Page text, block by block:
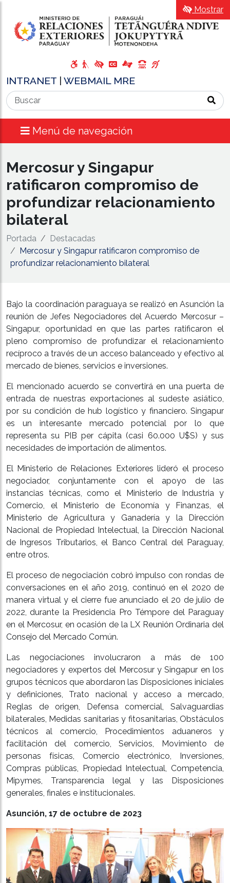
INTRANET WEBMAIL MRE
Menú de navegación
Mostrar
Mercosur y Singapur
ratificaron compromiso de
profundizar relacionamiento
bilateral
Portada
Destacadas
Mercosur y Singapur ratificaron compromiso de
profundizar relacionamiento bilateral
Bajo la coordinación paraguaya se realizó en Asunción la
reunión de Jefes Negociadores del Acuerdo Mercosur –
Singapur, oportunidad en que las partes ratificaron el
pleno compromiso de profundizar el relacionamiento
recíproco a través de un acceso balanceado y efectivo al
mercado de bienes, servicios e inversiones.
El mencionado acuerdo se convertirá en una puerta de
entrada de nuestras exportaciones al sudeste asiático,
por su condición de hub logístico y financiero. Singapur
es un interesante mercado potencial por lo que
representa su PIB per cápita (casi 60.000 U$S) y sus
necesidades de importación de alimentos.
El Ministerio de Relaciones Exteriores lideró el proceso
negociador, conjuntamente con el apoyo de las
instancias técnicas, como el Ministerio de Industria y
Comercio, el Ministerio de Economía y Finanzas, el
Ministerio de Agricultura y Ganadería y la Dirección
Nacional de Propiedad Intelectual, la Dirección Nacional
de Ingresos Tributarios, el Banco Central del Paraguay,
entre otros.
El proceso de negociación cobró impulso con rondas de
conversaciones en el año 2019, continuó en el 2020 de
manera virtual y el cierre fue anunciado el 20 de julio de
2022, durante la Presidencia Pro Témpore del Paraguay
en el Mercosur, en ocasión de la LX Reunión Ordinaria del
Consejo del Mercado Común.
Las negociaciones involucraron a más de 100
negociadores y expertos del Mercosur y Singapur en los
grupos técnicos que abordaron las Disposiciones iniciales
y definiciones, Trato nacional y acceso a mercado,
Reglas de origen, Defensa comercial, Salvaguardias
bilaterales, Medidas sanitarias y fitosanitarias, Obstáculos
técnicos al comercio, Procedimientos aduaneros y
facilitación del comercio, Servicios, Movimiento de
personas físicas, Comercio electrónico, Inversiones,
Compras públicas, Propiedad Intelectual, Competencia,
Mipymes, Transparencia legal y las Disposiciones
generales, finales e institucionales.
Asunción, 17 de octubre de 2023